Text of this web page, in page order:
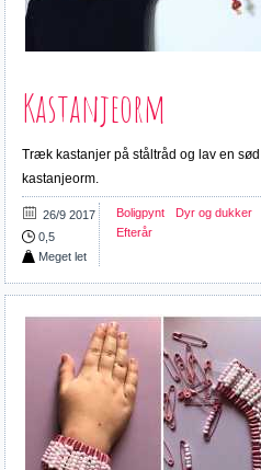
Kastanjeorm
Træk kastanjer på ståltråd og lav en sød
kastanjeorm.
26/9 2017
0,5
Meget let
Boligpynt
Dyr og dukker
Efterår